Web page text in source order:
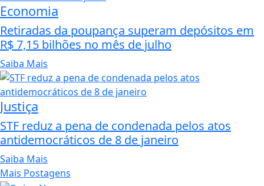
Economia
Retiradas da poupança superam depósitos em
R$ 7,15 bilhões no mês de julho
Saiba Mais
Justiça
STF reduz a pena de condenada pelos atos
antidemocráticos de 8 de janeiro
Saiba Mais
Mais Postagens